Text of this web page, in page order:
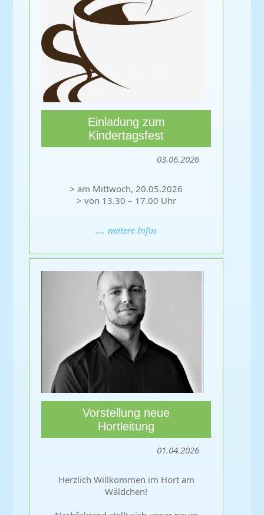
Einladung zum
Kindertagsfest
03.06.2026
> am Mittwoch, 20.05.2026
> von 13.30 – 17.00 Uhr
.... weitere Infos
Vorstellung neue
Hortleitung
01.04.2026
Herzlich Willkommen im Hort am
Wäldchen!